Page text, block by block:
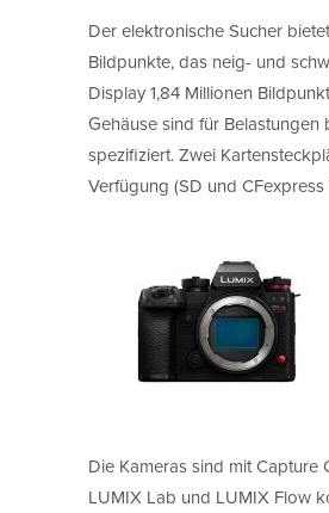
Der elektronische Sucher
Bildpunkte, das neig- und
Display 1,84 Millionen
Gehäuse sind für Belastungen
spezifiziert. Zwei
Verfügung (SD und CFexpress
Die Kameras sind mit Capture
LUMIX Lab und LUMIX Flow